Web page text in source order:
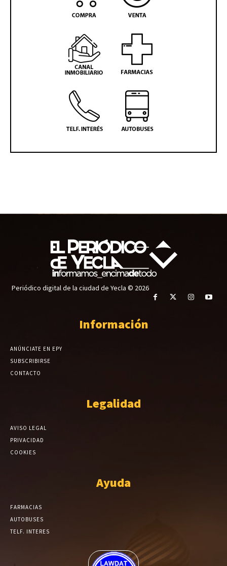
Periódico digital de la ciudad de Yecla © 2026
Información
ANÚNCIATE EN EPY
SUBSCRIBIRSE
CONTACTO
Legalidad
AVISO LEGAL
PRIVACIDAD
COOKIES
Ayuda
FARMACIAS
AUTOBUSES
TELF. INTERES